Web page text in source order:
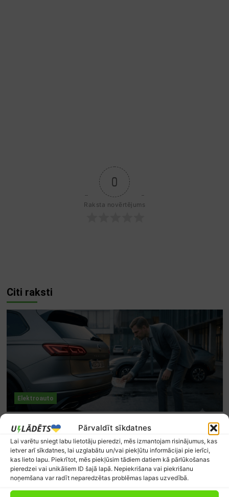
Pārvaldīt sīkdatnes
Lai varētu sniegt labu lietotāju pieredzi, mēs izmantojam risinājumus, kas
ietver arī sīkdatnes, lai uzglabātu un/vai piekļūtu informācijai pie ierīci,
kas lieto lapu. Piekrītot, mēs piekļūsim tādiem datiem kā pārlūkošanas
pieredzei vai unikāliem ID šajā lapā. Nepiekrišana vai piekrišanu
noņemšana var radīt neparedzētas problēmas lapas uzvedībā.
0
Raksta novērtējums
Citi raksti
Elektroauto
Priekšlikumi elektroauto atbalstam: Kā padarīt
valsts subsīdijas taisnīgākas un efektīvākas
Kārlis Mendziņš 7. augusts, 2026. 1